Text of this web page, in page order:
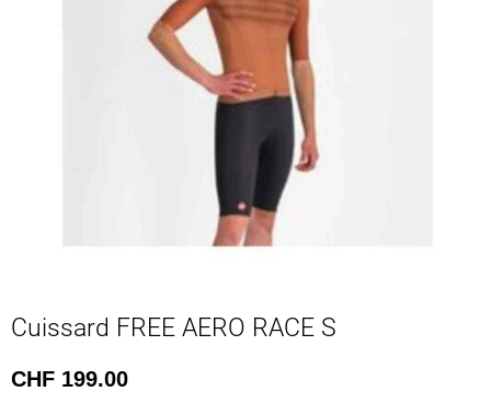
Cuissard FREE AERO RACE S
CHF 199.00